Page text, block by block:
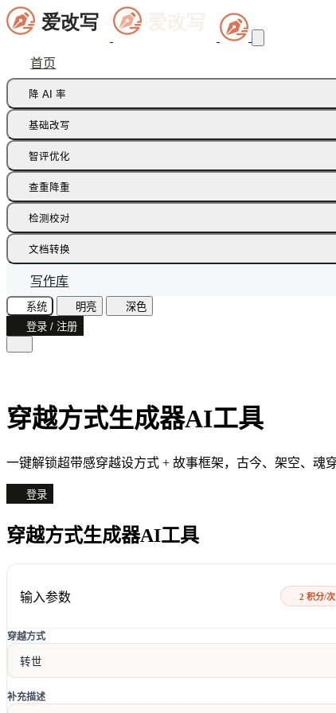
首页
降 AI 率
痕迹橡皮擦
多语种降痕
基础改写
同义词替换
智评优化
批注智改
查重降重
论文降重
检测校对
AI 文本检测(中文)
AI 文本检测(英文)
AI 图片检测
AI味诊断
文本纠错
文档转换
飞书文档
智能读文
文档识别
写作库
系统 明亮
深色
登录 / 注册
穿越方式生成器AI工具
一键解锁超带感穿越设方式 + 故事框架，古今、架空、魂
登录
穿越方式生成器AI工具
输入参数 2 积分/次
穿越方式
补充描述